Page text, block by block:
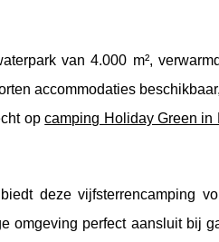
van 4.000 m²,
accommodaties
opcamping Holiday Green in
deze vijfsterrencamping
omgeving perfect aansluit bij